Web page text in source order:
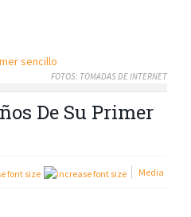
FOTOS: TOMADAS DE INTERNET
De Su Primer
Media